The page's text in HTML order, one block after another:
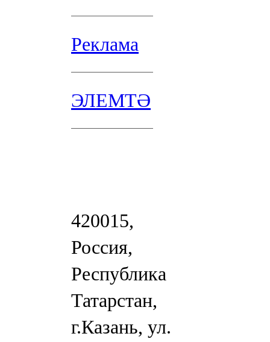
Реклама
ЭЛЕМТӘ
420015,
Россия,
Республика
Татарстан,
г.Казань, ул.